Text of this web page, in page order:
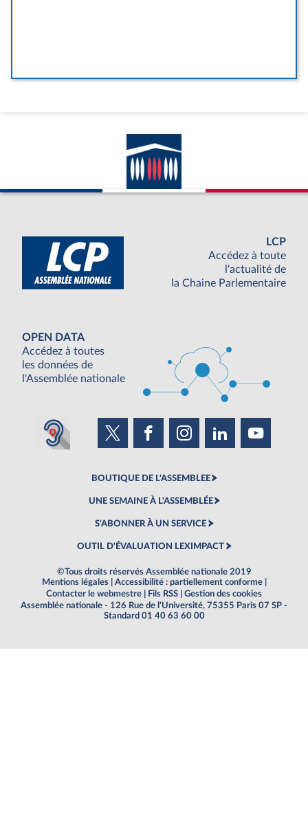
LCP
Accédez à toute
l'actualité de
la Chaine Parlementaire
OPEN DATA
Accédez à toutes
les données de
l'Assemblée nationale
BOUTIQUE DE L'ASSEMBLEE
UNE SEMAINE À L'ASSEMBLÉE
S'ABONNER À UN SERVICE
OUTIL D'ÉVALUATION LEXIMPACT
©Tous droits réservés Assemblée nationale 2019
Mentions légales
Accessibilité : partiellement conforme
Contacter le webmestre
Fils RSS
Gestion des cookies
Assemblée nationale - 126 Rue de l'Université, 75355 Paris 07 SP -
Standard 01 40 63 60 00